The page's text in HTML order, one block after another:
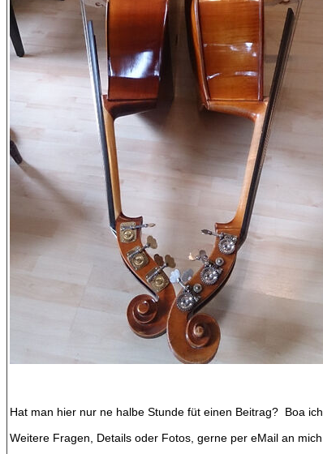
Hat man hier nur ne halbe Stunde füt einen Beitrag? Boa ich
Weitere Fragen, Details oder Fotos, gerne per eMail an mich.